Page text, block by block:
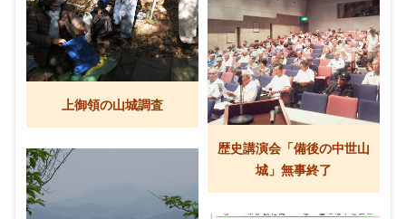
上御領の山城調査
歴史講演会「備後の中世山
城」無事終了